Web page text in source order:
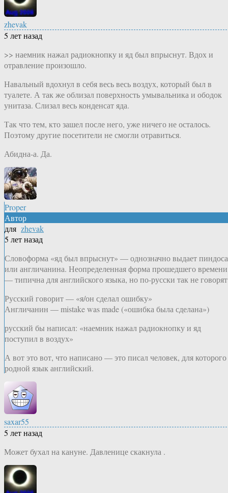
zhevak
5 лет назад
>> наемник нажал радиокнопку и яд был впрыснут. Вдох и
отравление произошло.
Навальный вдохнул в себя весь весь воздух, который был в
туалете. А так же облизал поверхность умывальника и ободок
унитаза. Слизал весь конденсат яда.
Так что тем, кто зашел после него, уже ничего не осталось.
Поэтому другие посетители не смогли отравиться.
Абидна-а. Да.
Proper
Автор
для zhevak
5 лет назад
Словоформа «яд был впрыснут» — однозначно выдает пиндоса
или англичанина. Неопределенная форма прошедшего времени
— типична для английского языка, но по-русски так не
Русский говорит — «я/он сделал ошибку»
Англичанин — mistake was made («ошибка была сделана»)
русский бы написал: «наемник нажал радиокнопку и яд
поступил в воздух»
А вот это вот, что написано — это писал человек, для которого
родной язык английский.
saxar55
5 лет назад
Может бухал на кануне. Давленице скакнула .